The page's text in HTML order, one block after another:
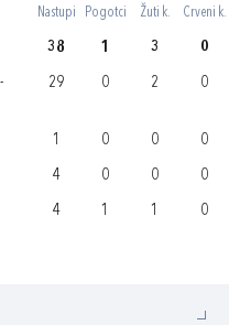
Nastupi Pogotci Žuti k. Crveni k.
38 1 3 0
29 0 2 0
1 0 0 0
4 0 0 0
4 1 1 0